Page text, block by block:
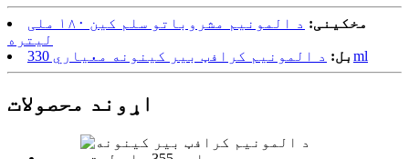
مخکینی:
د المونیم مشروباتو سلم کین ۱۸۰ ملی
لیتره
بل: د المونیم کرافټ بیر کینونه معیاري 330ml
اړوند محصولات